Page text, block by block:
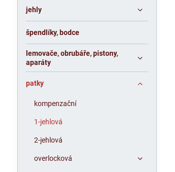
jehly
špendlíky, bodce
lemovače, obrubáře, pistony,
aparáty
patky
kompenzační
1-jehlová
2-jehlová
overlocková